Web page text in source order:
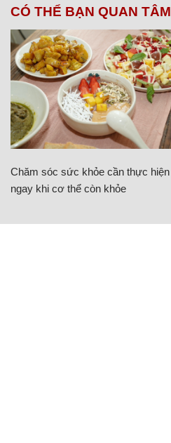
CÓ THỂ BẠN QUAN TÂM
Chăm sóc sức khỏe cần thực hiện
ngay khi cơ thể còn khỏe